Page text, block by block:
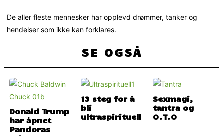
De aller fleste mennesker har opplevd drømmer, tanker og
hendelser som ikke kan forklares.
SE OGSÅ
Donald Trump
har åpnet
Pandoras
13 steg for å
bli
ultraspirituell
Sexmagi,
tantra og
O.T.O